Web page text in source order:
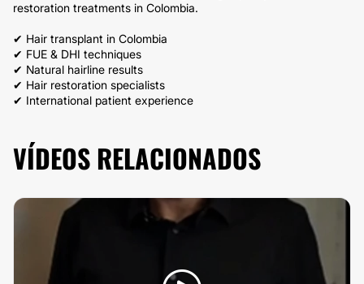
restoration treatments in Colombia.
✔ Hair transplant in Colombia
✔ FUE & DHI techniques
✔ Natural hairline results
✔ Hair restoration specialists
✔ International patient experience
VÍDEOS RELACIONADOS